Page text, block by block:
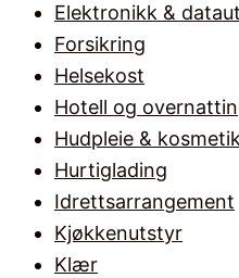
Elektronikk &
Forsikring
Helsekost
Hotell og
Hudpleie &
Hurtiglading
Idrettsarrangement
Kjøkkenutstyr
Klær